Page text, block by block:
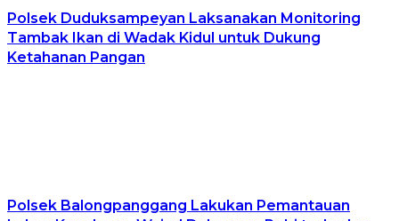
Polsek Duduksampeyan Laksanakan Monitoring
Tambak Ikan di Wadak Kidul untuk Dukung
Ketahanan Pangan
Polsek Balongpanggang Lakukan Pemantauan